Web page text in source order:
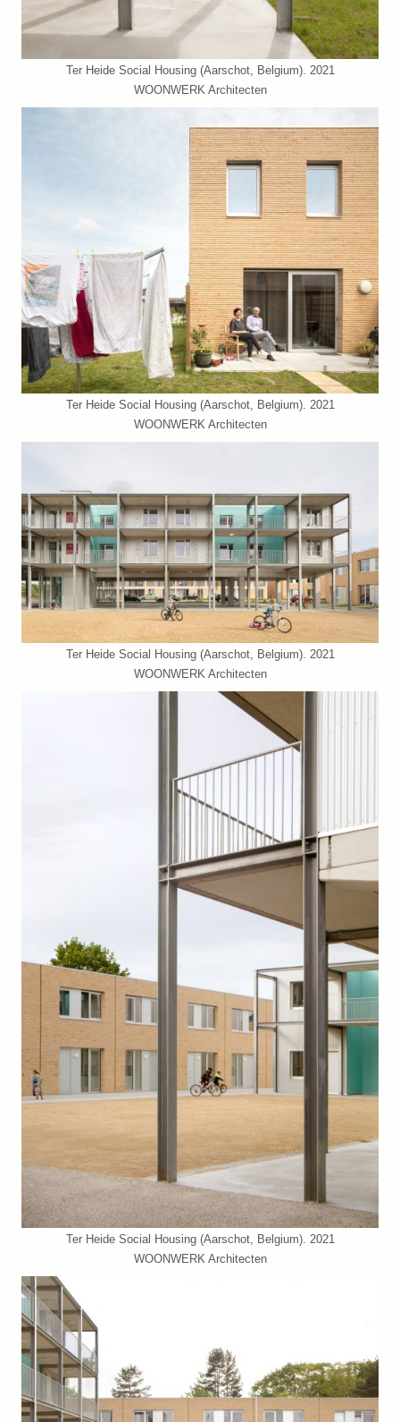
Ter Heide Social Housing (Aarschot, Belgium). 2021
WOONWERK Architecten
Ter Heide Social Housing (Aarschot, Belgium). 2021
WOONWERK Architecten
Ter Heide Social Housing (Aarschot, Belgium). 2021
WOONWERK Architecten
Ter Heide Social Housing (Aarschot, Belgium). 2021
WOONWERK Architecten